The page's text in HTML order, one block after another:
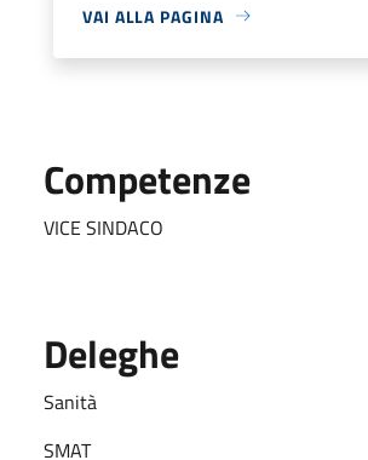
VAI ALLA PAGINA
Competenze
VICE SINDACO
Deleghe
Sanità
SMAT